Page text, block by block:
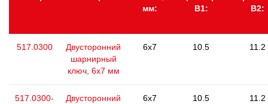
мм:
В1:
В2:
517.0300
Двусторонний
шарнирный
ключ, 6x7 мм
6x7 10.5 11.2
517.0300-
Двусторонний
6x7 10.5 11.2